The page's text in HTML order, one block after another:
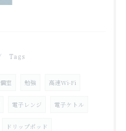
Tags
個室 勉強 高速Wi-Fi
電子レンジ 電子ケトル
ドリップポッド